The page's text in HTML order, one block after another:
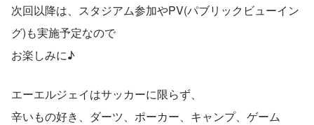
次回以降は、スタジアム参加やPV(パブリックビューイン
グ)も実施予定なので
お楽しみに♪
エーエルジェイはサッカーに限らず、
辛いもの好き、ダーツ、ポーカー、キャンプ、ゲーム